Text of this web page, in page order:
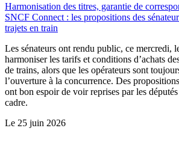
Harmonisation des titres, garantie de
SNCF Connect : les propositions des
trajets en train
Les sénateurs ont rendu public, ce mercredi,
harmoniser les tarifs et conditions d’achats
de trains, alors que les opérateurs sont
l’ouverture à la concurrence. Des
ont bon espoir de voir reprises par les
cadre.
Le 25 juin 2026